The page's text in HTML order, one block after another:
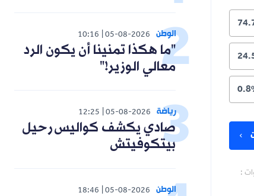
05-08-2026
10:16
"ما هكذا تمنينا أن يكون الرد
معالي الوزير!"
05-08-2026
12:25
صادي يكشف كواليس رحيل
بيتكوفيتش
05-08-2026
18:46